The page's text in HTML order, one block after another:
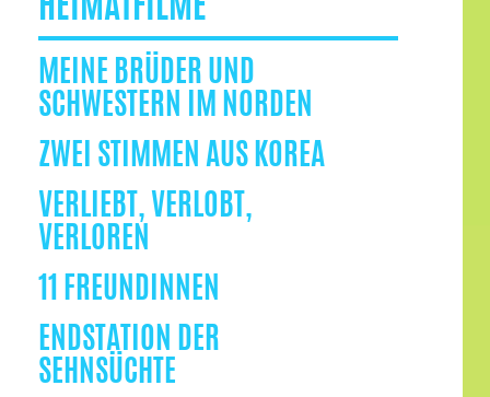
HEIMATFILME
MEINE BRÜDER UND
SCHWESTERN IM NORDEN
ZWEI STIMMEN AUS KOREA
VERLIEBT, VERLOBT,
VERLOREN
11 FREUNDINNEN
ENDSTATION DER
SEHNSÜCHTE